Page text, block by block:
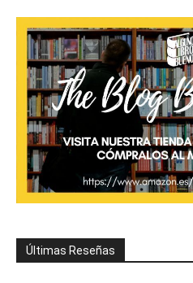
Últimas Reseñas